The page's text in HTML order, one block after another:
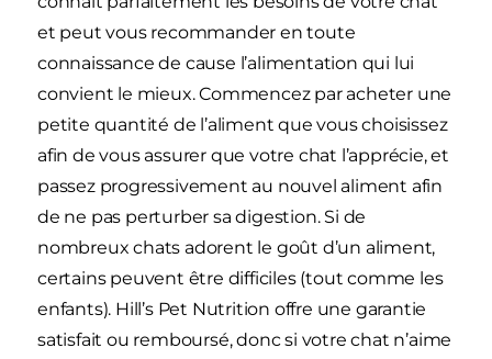
et peut vous recommander en toute
connaissance de cause l’alimentation qui lui
convient le mieux. Commencez par acheter une
petite quantité de l’aliment que vous choisissez
afin de vous assurer que votre chat l’apprécie, et
passez progressivement au nouvel aliment afin
de ne pas perturber sa digestion. Si de
nombreux chats adorent le goût d’un aliment,
certains peuvent être difficiles (tout comme les
enfants). Hill’s Pet Nutrition offre une garantie
satisfait ou remboursé, donc si votre chat n’aime